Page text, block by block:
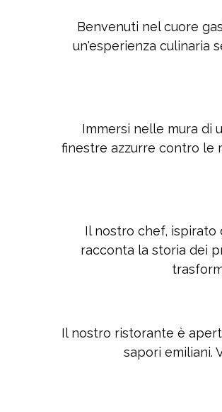
Benvenuti nel cuore
un'esperienza culinaria
Immersi nelle mura di
finestre azzurre contro le
Il nostro chef, ispirato
racconta la storia dei
Il nostro ristorante è
sapori emiliani.